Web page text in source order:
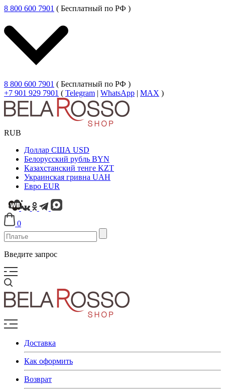
8 800 600 7901 ( Бесплатный по РФ )
8 800 600 7901 ( Бесплатный по РФ )
+7 901 929 7901 ( Telegram | WhatsApp | MAX )
RUB
Доллар США USD
Белорусский рубль BYN
Казахстанский тенге KZT
Украинская гривна UAH
Евро EUR
0
Введите запрос
Доставка
Как оформить
Возврат